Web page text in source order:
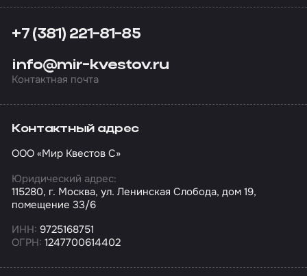
+7 (381) 221-81-85
info@mir-kvestov.ru
Контактная почта
Контактный адрес
ООО «Мир Квестов С»
Юридический адрес:
115280, г. Москва, ул. Ленинская Слобода, дом 19,
помещение 33/6
ИНН: 9725168751
ОГРН: 1247700614402